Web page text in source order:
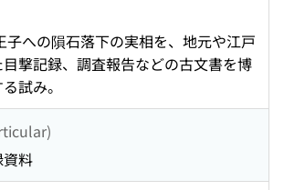
子への隕石落下の実相を、地元や江戸
撃記録、調査報告などの古文書を博
試み。
資料